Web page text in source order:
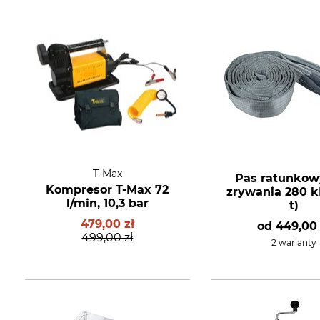
T-Max
Kompresor T-Max 72
l/min, 10,3 bar
479,00 zł
499,00 zł
Pas
zrywania 280
t)
od 449,00
2 warianty